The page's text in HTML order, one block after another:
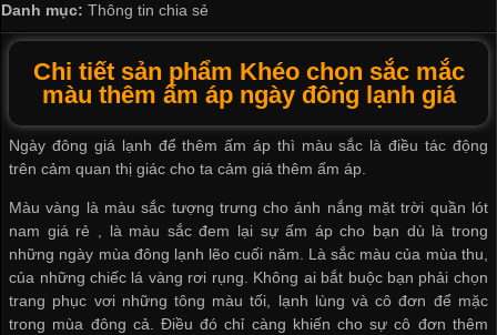
Danh mục: Thông tin chia sẻ
Chi tiết sản phẩm Khéo chọn sắc mắc
màu thêm ấm áp ngày đông lạnh giá
Ngày đông giá lạnh để thêm ấm áp thì màu sắc là điều tác động
trên cảm quan thị giác cho ta cảm giá thêm ấm áp.
Màu vàng là màu sắc tượng trưng cho ánh nắng mặt trời quần lót
nam giá rẻ , là màu sắc đem lại sự ấm áp cho bạn dù là trong
những ngày mùa đông lạnh lẽo cuối năm. Là sắc màu của mùa thu,
của những chiếc lá vàng rơi rụng. Không ai bắt buộc bạn phải chọn
trang phục vơi những tông màu tối, lạnh lùng và cô đơn để mặc
trong mùa đông cả. Điều đó chỉ càng khiến cho sự cô đơn thêm